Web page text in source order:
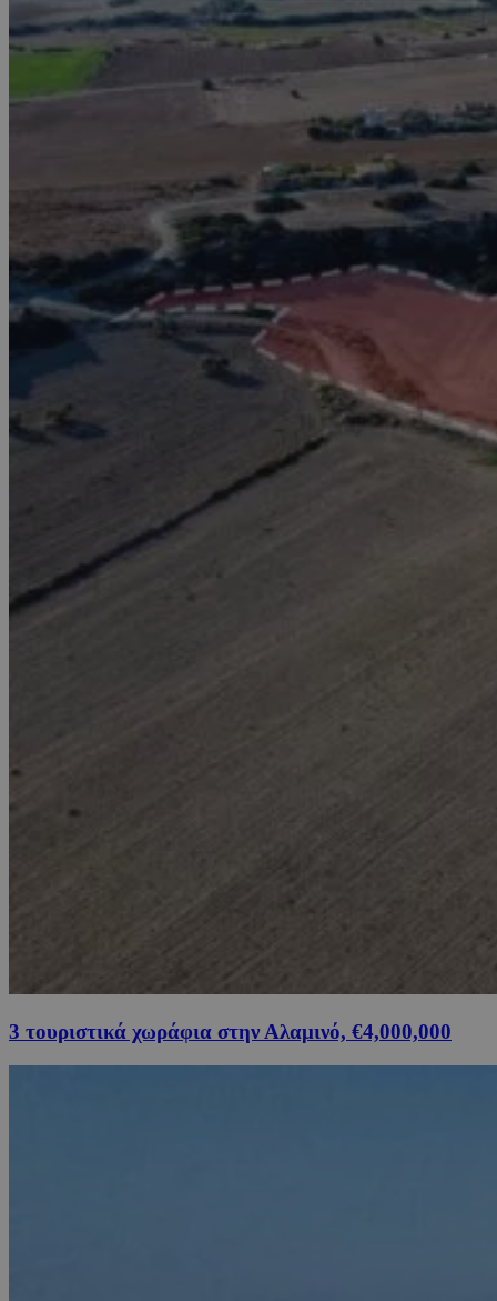
3 τουριστικά χωράφια στην Αλαμινό, €4,000,000